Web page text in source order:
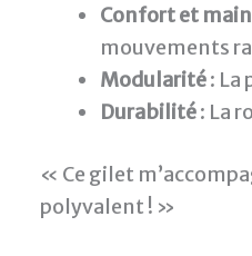
Confort et
mouvements
Modularité: La
Durabilité: La
« Ce gilet
polyvalent ! »